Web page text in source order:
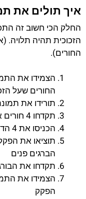
איך תולים את
החלק הכי חשוב זה
הזכוכית תהיה תלויה.
החורים).
הצמידו את
החורים שעל
תורידו את
תקדחו 4 חורים איפה שסימנתם
הכניסו את 4 הדיבלים לתוך החורים
תוציאו את
הברגים פנים
תקדחו את הבורג
הצמידו את
הפקק